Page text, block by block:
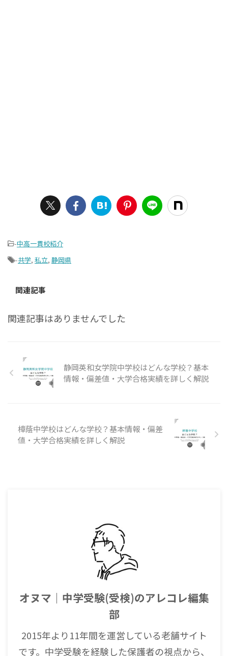
-中高一貫校紹介
-共学, 私立, 静岡県
関連記事
関連記事はありませんでした
静岡英和女学院中学校はどんな学校？基本
情報・偏差値・大学合格実績を詳しく解説
樟蔭中学校はどんな学校？基本情報・偏差
値・大学合格実績を詳しく解説
オヌマ｜中学受験(受検)のアレコレ編集
部
2015年より11年間を運営している老舗サイト
です。中学受験を経験した保護者の視点から、